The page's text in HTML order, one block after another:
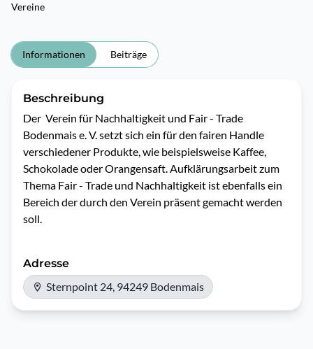
Vereine
Informationen Beiträge
Beschreibung
Der  Verein für Nachhaltigkeit und Fair - Trade
Bodenmais e. V. setzt sich ein für den fairen Handle
verschiedener Produkte, wie beispielsweise Kaffee,
Schokolade oder Orangensaft. Aufklärungsarbeit zum
Thema Fair - Trade und Nachhaltigkeit ist ebenfalls ein
Bereich der durch den Verein präsent gemacht werden
soll.
Adresse
Sternpoint 24, 94249 Bodenmais